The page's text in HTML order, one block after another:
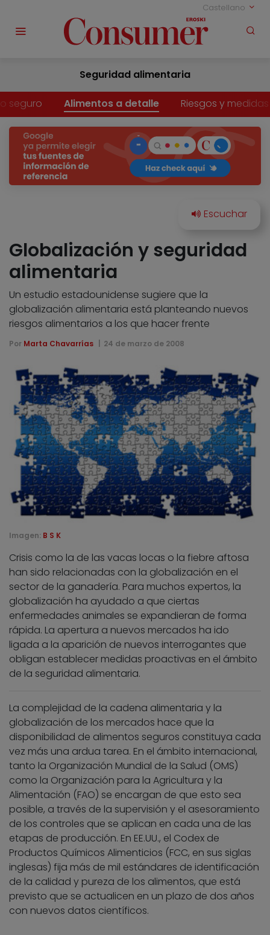
Castellano
Seguridad alimentaria
seguro Alimentos a detalle Riesgos y medidas
Globalización y seguridad
alimentaria
Un estudio estadounidense sugiere que la
globalización alimentaria está planteando nuevos
riesgos alimentarios a los que hacer frente
Por Marta Chavarrías 24 de marzo de 2008
Imagen: B S K
Crisis como la de las vacas locas o la fiebre aftosa
han sido relacionadas con la globalización en el
sector de la ganadería. Para muchos expertos, la
globalización ha ayudado a que ciertas
enfermedades animales se expandieran de forma
rápida. La apertura a nuevos mercados ha ido
ligada a la aparición de nuevos interrogantes que
obligan establecer medidas proactivas en el ámbito
de la seguridad alimentaria.
La complejidad de la cadena alimentaria y la
globalización de los mercados hace que la
disponibilidad de alimentos seguros constituya cada
vez más una ardua tarea. En el ámbito internacional,
tanto la Organización Mundial de la Salud (OMS)
como la Organización para la Agricultura y la
Alimentación (FAO) se encargan de que esto sea
posible, a través de la supervisión y el asesoramiento
de los controles que se aplican en cada una de las
etapas de producción. En EE.UU., el Codex de
Productos Químicos Alimenticios (FCC, en sus siglas
inglesas) fija más de mil estándares de identificación
de la calidad y pureza de los alimentos, que está
previsto que se actualicen en un plazo de dos años
con nuevos datos científicos.